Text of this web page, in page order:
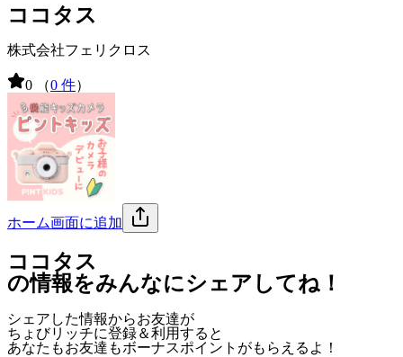
ココタス
株式会社フェリクロス
0 （0 件）
ホーム画面に追加
ココタス
の情報をみんなにシェアしてね！
シェアした情報からお友達が
ちょびリッチに登録＆利用すると
あなたもお友達もボーナスポイント がもらえるよ！